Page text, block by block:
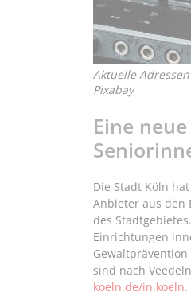
Aktuelle
Pixabay
Eine
Die Stadt Köln
Anbieter aus den
des
Einrichtungen
sind nach
koeln.de/in.koeln.